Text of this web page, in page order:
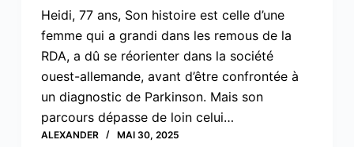
Heidi, 77 ans, Son histoire est celle d’une
femme qui a grandi dans les remous de la
RDA, a dû se réorienter dans la société
ouest-allemande, avant d’être confrontée à
un diagnostic de Parkinson. Mais son
parcours dépasse de loin celui…
ALEXANDER MAI 30, 2025